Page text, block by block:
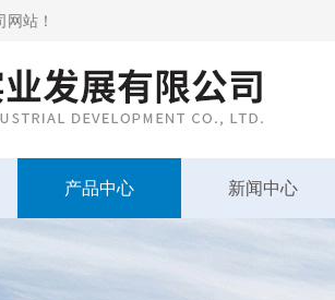
站！
产品中心 新闻中心